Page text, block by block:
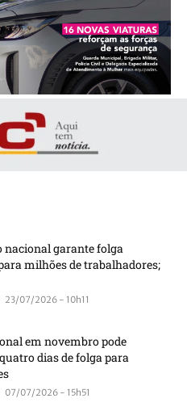
nacional garante folga
milhões de trabalhadores;
23/07/2026 - 10h11
em novembro pode
dias de folga para
07/07/2026 - 15h51